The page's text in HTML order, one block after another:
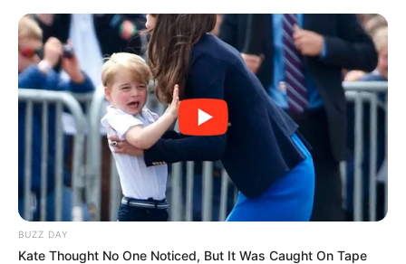
HOME
INSPIRASI
STYLE
FILM &
SERIES
NGAKAK
QUOTES
HYPE
MORE
BUZZ DAY
Kate Thought No One Noticed, But It Was Caught On Tape